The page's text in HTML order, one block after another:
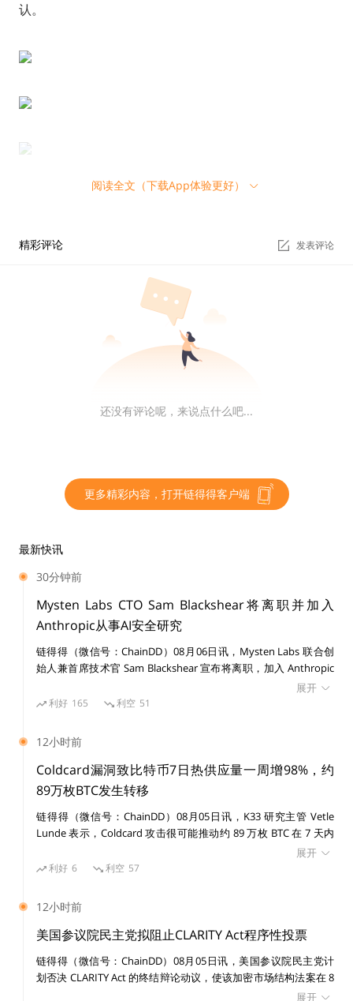
认。
二、链上数据
1、BTC区块链活跃性数据
上周链上新增地址数和单期活跃地址数出现背离，新增地
址数保持平稳，趋势上震荡上行；单期活跃地址数先扬后
抑，下半周呈现明显下降趋势；单项活跃地址平均交易数
量波动较平稳，但趋势线出现结构性调整，反映市场目前
交易动能不稳定。从财富地址数来看，大小额财富地址数
链上交易活跃度不稳定，主要是存量交易不稳定，大额资
2、BTC财富地址分布
3、BTC技术稳定性数据
从技术稳定性数据来看，上周全网平均算力再次探底前期
低点位置，从重心上看较为平稳，但交易手续费反弹无力
仍不稳定。
4、Chaindigg信心指数
上周信心指数三线同步上升突破50线，市场信心正在不
断聚集，但后续出现乏力迹象，主要是远期信心指数出现
阅读全文（下载App体验更好）
精彩评论 发表评论
还没有评论呢，来说点什么吧...
更多精彩内容，打开链得得客户端
最新快讯
30分钟前
Mysten Labs CTO Sam Blackshear将离职并加入
Anthropic从事AI安全研究
链得得（微信号：ChainDD）08月06日讯，Mysten Labs 联合创
始人兼首席技术官 Sam Blackshear 宣布将离职，加入 Anthropic
从事防御性安全研究。Mysten Labs 为 Sui 区块链创建方，由
Blackshear 与四名前 Meta 高管于 2021 年 9 月创立。 Blackshear
续技术愿景。他还表示，将继续担任 Mysten 与 Sui 生态的密切顾
问，并希望继续参与 Move Foundation。
展开
利好 165 利空 51
12小时前
Coldcard漏洞致比特币7日热供应量一周增98%，约
89万枚BTC发生转移
链得得（微信号：ChainDD）08月05日讯，K33 研究主管 Vetle
Lunde 表示，Coldcard 攻击很可能推动约 89 万枚 BTC 在 7 天内
发生转移，创 2026 年最高 7 日活跃供应纪录。K33 估算，报告准
备时约 7300 个地址已有约 1596 枚 BTC 被盗。 该事件源于
能生成随机性不足的钱包种子。自 7 月 30 日起，协调转移已从数
千个地址移走约 1600 枚 BTC，价值超过 1 亿美元，可能的第四波
攻击已使总量接近 2000 枚 BTC。 链上数据显示，比特币 7 日热供
枚 BTC，一周增加约 394306 枚 BTC，增幅为 98%。
Timechainindex.com 的 Sani 表示，自周五 Coldcard 黑客事件以
展开
利好 6 利空 57
12小时前
美国参议院民主党拟阻止CLARITY Act程序性投票
链得得（微信号：ChainDD）08月05日讯，美国参议院民主党计
划否决 CLARITY Act 的终结辩论动议，使该加密市场结构法案在 8
月 7 日休会前难以获得所需 60 票。民主党方面称，白宫在两党伦
展开